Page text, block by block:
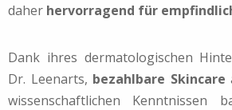
daher hervorragend für
Dank ihres dermatologischen
Dr. Leenarts, bezahlbare Skincare
wissenschaftlichen Kenntnissen